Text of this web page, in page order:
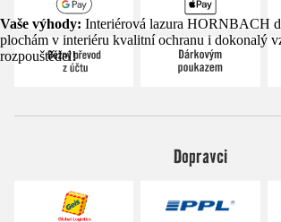
Vaše výhody: Interiérová lazura HORNBACH
plochám v interiéru kvalitní ochranu i dokonalý
rozpouštědel!
Dopravci